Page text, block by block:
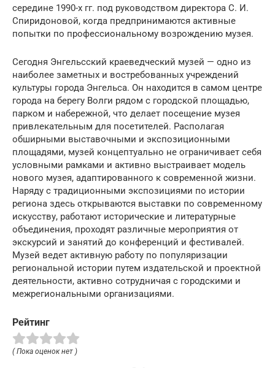
середине 1990-х гг. под руководством директора С. И.
Спиридоновой, когда предпринимаются активные
попытки по профессиональному возрождению музея.
Сегодня Энгельсский краеведческий музей — одно из
наиболее заметных и востребованных учреждений
культуры города Энгельса. Он находится в самом центре
города на берегу Волги рядом с городской площадью,
парком и набережной, что делает посещение музея
привлекательным для посетителей. Располагая
обширными выставочными и экспозиционными
площадями, музей концептуально не ограничивает себя
условными рамками и активно выстраивает модель
нового музея, адаптированного к современной жизни.
Наряду с традиционными экспозициями по истории
региона здесь открываются выставки по современному
искусству, работают исторические и литературные
объединения, проходят различные мероприятия от
экскурсий и занятий до конференций и фестивалей.
Музей ведет активную работу по популяризации
региональной истории путем издательской и проектной
деятельности, активно сотрудничая с городскими и
межрегиональными организациями.
Рейтинг
( Пока оценок нет )